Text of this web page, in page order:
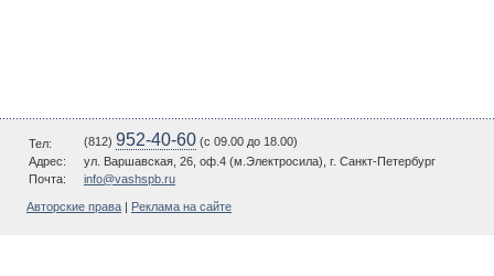
Тел: (812) 952-40-60 (c 09.00 до 18.00)
Адрес:
ул. Варшавская, 26, оф.4 (м.Электросила), г. Санкт-Петербург
Почта:
info@vashspb.ru
Авторские права Реклама на сайте